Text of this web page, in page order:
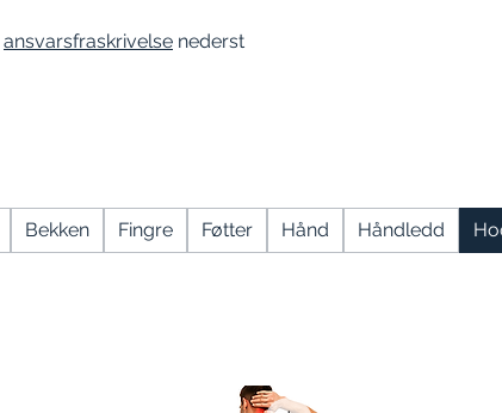
ansvarsfraskrivelse nederst
Bekken Fingre Føtter Hånd Håndledd